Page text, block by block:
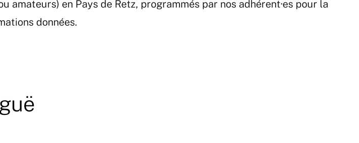
amateurs) en Pays de Retz, programmés par nos adhérent·es pour la
données.